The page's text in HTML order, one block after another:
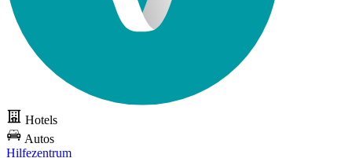
Hotels
Autos
Hilfezentrum